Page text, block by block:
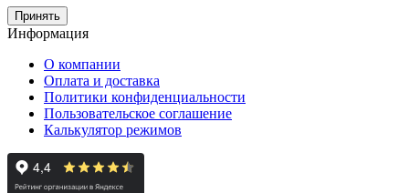
Принять
Информация
О компании
Оплата и доставка
Политики конфиденциальности
Пользовательское соглашение
Калькулятор режимов